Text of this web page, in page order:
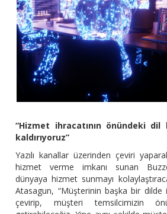
“Hizmet ihracatının önündeki
kaldırıyoruz”
Yazılı kanallar üzerinden çeviri
hizmet verme imkanı sunan
dünyaya hizmet sunmayı
Atasagun, “Müşterinin başka bir dilde
çevirip, müşteri temsilcimizin